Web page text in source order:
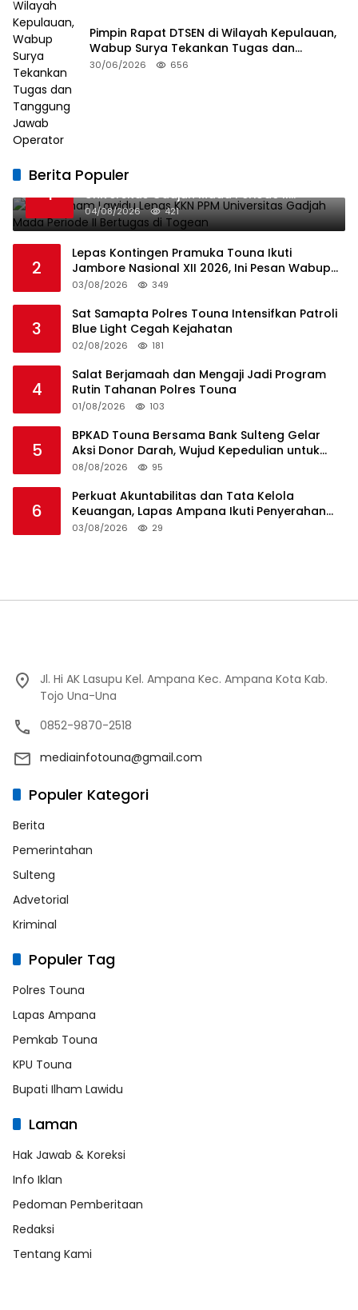
Pimpin Rapat DTSEN di Wilayah Kepulauan,
Wabup Surya Tekankan Tugas dan
Tanggung Jawab Operator
30/06/2026 656
Berita Populer
1
Bupati Ilham Lawidu Lepas KKN PPM
Universitas Gadjah Mada Periode II
Bertugas di Togean
04/08/2026 421
2
Lepas Kontingen Pramuka Touna Ikuti
Jambore Nasional XII 2026, Ini Pesan Wabup
Surya
03/08/2026 349
3
Sat Samapta Polres Touna Intensifkan Patroli
Blue Light Cegah Kejahatan
02/08/2026 181
4
Salat Berjamaah dan Mengaji Jadi Program
Rutin Tahanan Polres Touna
01/08/2026 103
5
BPKAD Touna Bersama Bank Sulteng Gelar
Aksi Donor Darah, Wujud Kepedulian untuk
Sesama
08/08/2026 95
6
Perkuat Akuntabilitas dan Tata Kelola
Keuangan, Lapas Ampana Ikuti Penyerahan
LHP BPK atas Laporan Keuangan TA 2025
03/08/2026 29
Jl. Hi AK Lasupu Kel. Ampana Kec. Ampana Kota Kab.
Tojo Una-Una
0852-9870-2518
mediainfotouna@gmail.com
Populer Kategori
Berita
Pemerintahan
Sulteng
Advetorial
Kriminal
Populer Tag
Polres Touna
Lapas Ampana
Pemkab Touna
KPU Touna
Bupati Ilham Lawidu
Laman
Hak Jawab & Koreksi
Info Iklan
Pedoman Pemberitaan
Redaksi
Tentang Kami